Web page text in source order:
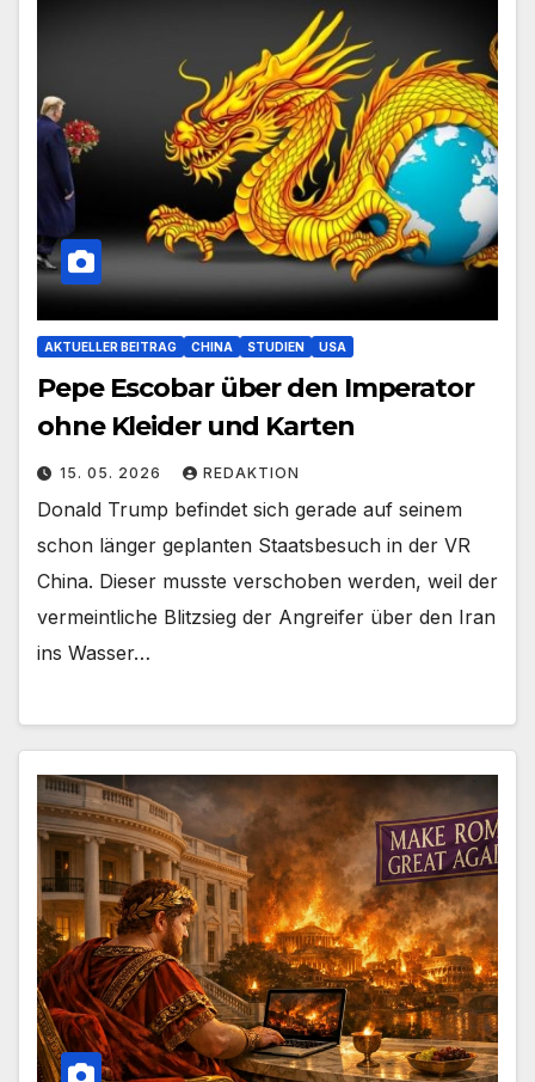
AKTUELLER BEITRAG CHINA STUDIEN USA
Pepe Escobar über den Imperator
ohne Kleider und Karten
15. 05. 2026 REDAKTION
Donald Trump befindet sich gerade auf seinem
schon länger geplanten Staatsbesuch in der VR
China. Dieser musste verschoben werden, weil der
vermeintliche Blitzsieg der Angreifer über den Iran
ins Wasser…